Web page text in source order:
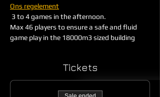
Ons regelement
3 to 4 games in the afternoon.
Max 46 players to ensure a safe and fluid
game play in the 18000m3 sized building
Tickets